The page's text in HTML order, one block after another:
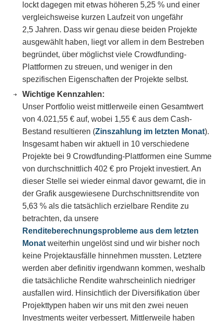
lockt dagegen mit etwas höheren 5,25 % und einer
vergleichsweise kurzen Laufzeit von ungefähr
2,5 Jahren. Dass wir genau diese beiden Projekte
ausgewählt haben, liegt vor allem in dem Bestreben
begründet, über möglichst viele Crowdfunding-
Plattformen zu streuen, und weniger in den
spezifischen Eigenschaften der Projekte selbst.
Wichtige Kennzahlen:
Unser Portfolio weist mittlerweile einen Gesamtwert
von 4.021,55 € auf, wobei 1,55 € aus dem Cash-
Bestand resultieren (Zinszahlung im letzten Monat).
Insgesamt haben wir aktuell in 10 verschiedene
Projekte bei 9 Crowdfunding-Plattformen eine Summe
von durchschnittlich 402 € pro Projekt investiert. An
dieser Stelle sei wieder einmal davor gewarnt, die in
der Grafik ausgewiesene Durchschnittsrendite von
5,63 % als die tatsächlich erzielbare Rendite zu
betrachten, da unsere
Renditeberechnungsprobleme aus dem letzten
Monat weiterhin ungelöst sind und wir bisher noch
keine Projektausfälle hinnehmen mussten. Letztere
werden aber definitiv irgendwann kommen, weshalb
die tatsächliche Rendite wahrscheinlich niedriger
ausfallen wird. Hinsichtlich der Diversifikation über
Projekttypen haben wir uns mit den zwei neuen
Investments weiter verbessert. Mittlerweile haben